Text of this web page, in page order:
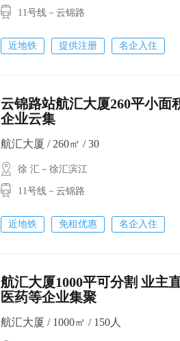
11号线－云锦路
近地铁 提供注册 名企入住
云锦路站航汇大厦260平小面
企业云集
航汇大厦 / 260㎡ / 30
徐 汇－徐汇滨江
11号线－云锦路
近地铁 免租优惠 名企入住
航汇大厦1000平可分割 业主
医药等企业集聚
航汇大厦 / 1000㎡ / 150人